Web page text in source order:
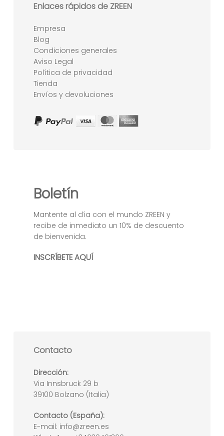
Enlaces rápidos de ZREEN
Empresa
Blog
Condiciones generales
Aviso Legal
Política de privacidad
Tienda
Envíos y devoluciones
Boletín
Mantente al día con el mundo ZREEN y
recibe de inmediato un 10% de descuento
de bienvenida.
INSCRÍBETE AQUÍ
Contacto
Dirección:
Via Innsbruck 29 b
39100 Bolzano (Italia)
Contacto (España):
E-mail: info@zreen.es